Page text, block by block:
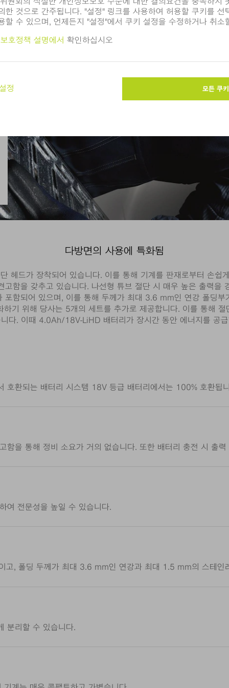
다방면의 사용에 특화됨
드가 장착되어 있습니다. 이를 통해 기계를 판재로부터 손쉽
함을 갖추고 있습니다. 나선형 튜브 절단 시 매우 높은 출력을
함되어 있으며, 이를 통해 두께가 최대 3.6 mm인 연강 폴딩
기 위해 당사는 5개의 세트를 추가로 제공합니다. 이를 통해
다. 이때 4.0Ah/18V-LiHD 배터리가 장시간 동안 에너지를 공
호환되는 배터리 시스템 18V 등급 배터리에서는 100% 호환됩
함을 통해 정비 소요가 거의 없습니다. 또한 배터리 충전 시 출
여 전문성을 높일 수 있습니다.
, 폴딩 두께가 최대 3.6 mm인 연강과 최대 1.5 mm의 스테인
분리할 수 있습니다.